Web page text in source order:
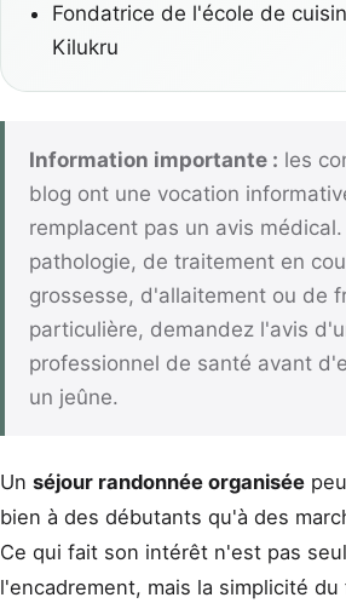
Fondatrice de l'école de
Kilukru
Information importante : les
blog ont une vocation
remplacent pas un avis
pathologie, de traitement en
grossesse, d'allaitement ou de
particulière, demandez l'avis
professionnel de santé avant
un jeûne.
Un séjour randonnée organisée
bien à des débutants qu'à des
Ce qui fait son intérêt n'est pas
l'encadrement, mais la simplicité du